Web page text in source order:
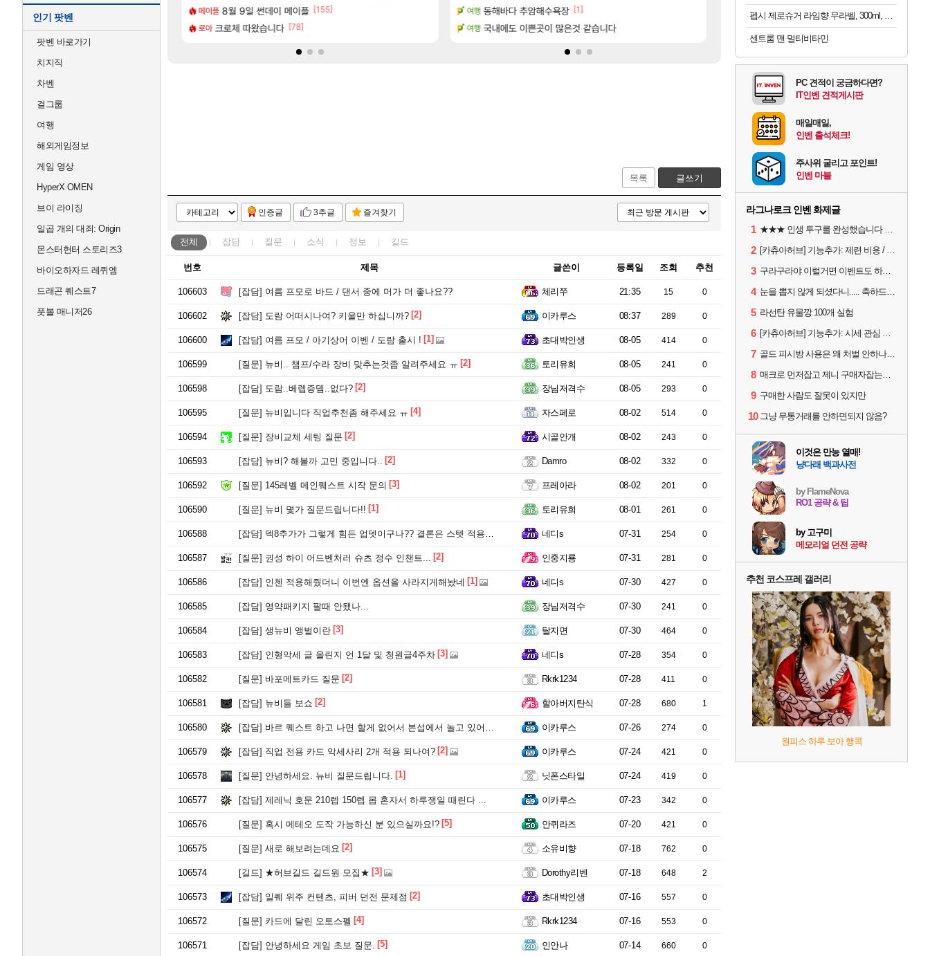
인기 팟벤
팟벤 바로가기
치지직
차벤
걸그룹
여행
해외게임정보
게임 영상
HyperX OMEN
브이 라이징
일곱 개의 대죄: Origin
몬스터헌터 스토리즈3
바이오하자드 레퀴엠
드래곤 퀘스트7
풋볼 매니저26
나왔다고 진짜 화내는 사람도 있네
은 예수
메이플 8월 9일 썬데이 메이플 [155]
로아 크로체 따왔습니다 [78]
디아4 15시즌 엘드루인 이거 요물이네요ㅋㅋㅋㅋㅋㅋ
리니지 클래식 통수칠래현 통수 & 푱비서 제 3의 물결
메이플
아니 뭔 샤타 안 나왔다고 진짜 화내는 사람
메이플 전장연 시위 막은 예수 [38]
년 생산분 완판?
성우 정보 및 주요 필모
명조 스누피냥님
리밋제로 프롤로그 테스트를 마치고.. (feat. 리아)
여행 동해바다 추암해수욕장 [1]
여행 국내에도 이쁜곳이 많은것 같습니다
해외겜 메모리 3사, 2027년 생산분 완판?
아스오라 아사쿠라 마이 성우 정보 및 주요 필모
목록 글쓰기
인증글 3추글 즐겨찾기
전체 잡담 질문 소식 정보 길드
번호 제목 글쓴이 등록일 조회 추천
106603 [잡담] 여름 프모로 바드 / 댄서 중에 머가 더 좋나요?? 체리쭈 21:35 15 0
106602 [잡담] 도람 어떠시나여? 키울만 하십니까? [2] 이카루스 08:37 289 0
106600 [잡담] 여름 프모 / 아기상어 이벤 / 도람 출시 ! [1] 초대박인생 08-05 414 0
106599 [질문] 뉴비.. 챔프/수라 장비 맞추는것좀 알려주세요 ㅠ [2] 토리유희 08-05 241 0
106598 [잡담] 도람..베렙증뎀..없다? [2] 장님저격수 08-05 293 0
106595 [질문] 뉴비입니다 직업추천좀 해주세요 ㅠ [4] 자스페로 08-02 514 0
106594 [질문] 장비교체 세팅 질문 [2] 시골안개 08-02 243 0
106593 [잡담] 뉴비? 해볼까 고민 중입니다.. [2] Damro 08-02 332 0
106592 [질문] 145레벨 메인퀘스트 시작 문의 [3] 프레아라 08-02 201 0
106590 [질문] 뉴비 몇가 질문드립니다!! [1] 토리유희 08-01 261 0
106588 [잡담] 덱8추가가 그렇게 힘든 업뎃이구나?? 결론은 스텟 적용 안되는걸로 ?? 네디s 07-31 254 0
106587 [질문] 권성 하이 어드벤처러 슈츠 정수 인챈트... [2] 인중지룡 07-31 281 0
106586 [잡담] 인첸 적용해줬더니 이번엔 옵션을 사라지게해놨네 [1] 네디s 07-30 427 0
106585 [잡담] 영약패키지 팔때 안됐나... 장님저격수 07-30 241 0
106584 [잡담] 생뉴비 앵벌이란 [3] 탈지면 07-30 464 0
106583 [잡담] 인형악세 글 올린지 언 1달 및 청원글4주차 [3] 네디s 07-28 354 0
106582 [질문] 바포메트카드 질문 [2] Rkrk1234 07-28 411 0
106581 [잡담] 뉴비들 보쇼 [2] 할아버지탄식 07-28 680 1
106580 [잡담] 바르 퀘스트 하고 나면 할게 없어서 본섭에서 놀고 있어염 ~! 이카루스 07-26 274 0
106579 [잡담] 직업 전용 카드 악세사리 2개 적용 되나여? [2] 이카루스 07-24 421 0
106578 [질문] 안녕하세요. 뉴비 질문드립니다. [1] 닛폰스타일 07-24 419 0
106577 [잡담] 제레닉 호문 210렙 150렙 몹 혼자서 하루쟁일 때린다 ... 이카루스 07-23 342 0
106576 [질문] 혹시 메테오 도작 가능하신 분 있으실까요!? [5] 안퀴라즈 07-20 421 0
106575 [질문] 새로 해보려는데요 [2] 소유비향 07-18 762 0
106574 [길드] ★허브길드 길드원 모집★ [3] Dorothy리벤 07-18 648 2
106573 [잡담] 일퀘 위주 컨텐츠, 피버 던전 문제점 [2] 초대박인생 07-16 557 0
106572 [질문] 카드에 달린 오토스펠 [4] Rkrk1234 07-16 553 0
106571 [잡담] 안녕하세요 게임 초보 질문. [5] 인안나 07-14 660 0
펩시 제로슈거 라임향 무라벨, 300ml, 20개
센트룸 맨 멀티비타민
PC 견적이 궁금하다면?
IT인벤 견적게시판
매일매일,
인벤 출석체크!
주사위 굴리고 포인트!
인벤 마블
라그나로크 인벤 화제글
1 ★★★ 인생 투구를 완성했습니다 ★★★
2 [카츄아허브] 기능추가: 제련 비용 / 데미지 시뮬레이터 8월 5일자 아이템 반영
3 구라구라야 이럴거면 이벤트도 하루 연장해라 직장인들 1일차 버리게 하지말고?
4 눈을 뽑지 않게 되셨다니..... 축하드립니다.
5 라선탄 유물깡 100개 실험
6 [카츄아허브] 기능추가: 시세 관심 목록 / 인챈트 빨간약
7 골드 피시방 사용은 왜 처벌 안하나요?
8 매크로 먼저잡고 제니 구매자잡는게 맞는 순서아님?
9 구매한 사람도 잘못이 있지만
10 그냥 무통거래를 안하면되지 않음?
이것은 만능 열매!
냥다래 백과사전
by FlameNova
RO1 공략 & 팁
by 고구미
메모리얼 던전 공략
추천 코스프레 갤러리
원피스 하루 보아 행콕